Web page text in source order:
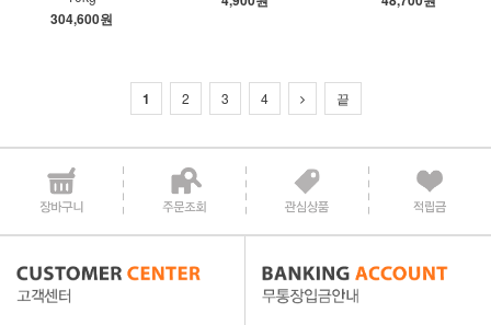
304,600원
1 2 3 4 끝